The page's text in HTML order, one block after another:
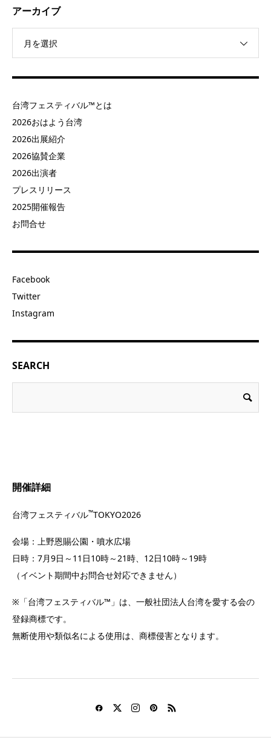
アーカイブ
月を選択
台湾フェスティバル™とは
2026おはよう台湾
2026出展紹介
2026協賛企業
2026出演者
プレスリリース
2025開催報告
お問合せ
Facebook
Twitter
Instagram
SEARCH
開催詳細
台湾フェスティバル™TOKYO2026
会場：上野恩賜公園・噴水広場
日時：7月9日～11日10時～21時、12日10時～19時
（イベント期間中お問合せ対応できません）
※「台湾フェスティバル™」は、一般社団法人台湾を愛する会の
登録商標です。
無断使用や類似名による使用は、商標侵害となります。